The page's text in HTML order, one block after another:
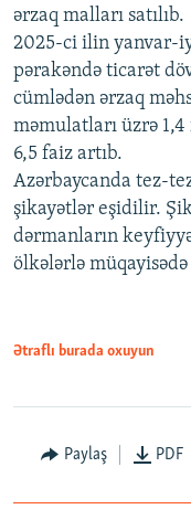
ərzaq malları satılıb.
2025-ci ilin yanvar-
pərakəndə ticarət
cümlədən ərzaq
məmulatları üzrə
6,5 faiz artıb.
Azərbaycanda tez-
şikayətlər eşidilir.
dərmanların
ölkələrlə
Ətraflı burada oxuyun
Paylaş PDF